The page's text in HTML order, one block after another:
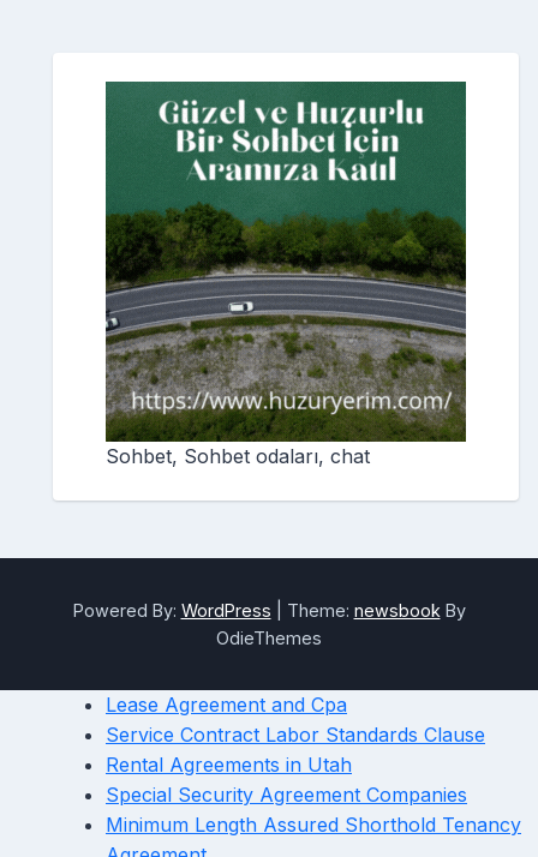
Sohbet, Sohbet odaları, chat
Powered By: WordPress Theme: newsbook By
OdieThemes
Lease Agreement and Cpa
Service Contract Labor Standards Clause
Rental Agreements in Utah
Special Security Agreement Companies
Minimum Length Assured Shorthold Tenancy